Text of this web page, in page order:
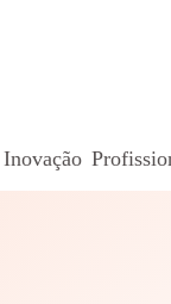
Inovação